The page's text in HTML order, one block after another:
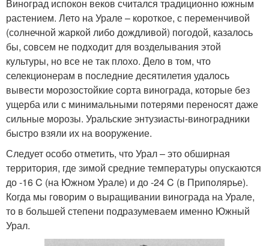
Виноград испокон веков считался традиционно южным
растением. Лето на Урале – короткое, с переменчивой
(солнечной жаркой либо дождливой) погодой, казалось
бы, совсем не подходит для возделывания этой
культуры, но все не так плохо. Дело в том, что
селекционерам в последние десятилетия удалось
вывести морозостойкие сорта винограда, которые без
ущерба или с минимальными потерями переносят даже
сильные морозы. Уральские энтузиасты-виноградники
быстро взяли их на вооружение.
Следует особо отметить, что Урал – это обширная
территория, где зимой средние температуры опускаются
до -16 C (на Южном Урале) и до -24 C (в Приполярье).
Когда мы говорим о выращивании винограда на Урале,
то в большей степени подразумеваем именно Южный
Урал.